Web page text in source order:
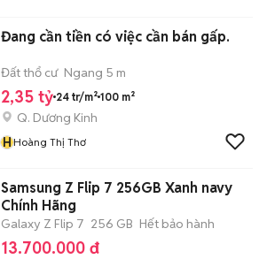
Đang cần tiền có việc cần bán gấp.
Đất thổ cư Ngang 5 m
2,35 tỷ 24 tr/m² 100 m²
Q. Dương Kinh
HHoàng Thị Thơ
Samsung Z Flip 7 256GB Xanh navy
Chính Hãng
Galaxy Z Flip 7 256 GB Hết bảo hành
13.700.000 đ